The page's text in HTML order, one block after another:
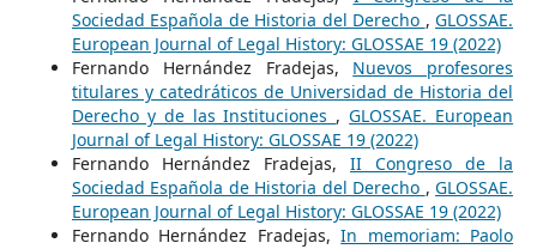
Sociedad Española de Historia del Derecho ,GLOSSAE.
European Journal of Legal History: GLOSSAE 19 (2022)
Fernando Hernández Fradejas, Nuevos profesores
titulares y catedráticos de Universidad de Historia del
Derecho y de las Instituciones ,GLOSSAE. European
Journal of Legal History: GLOSSAE 19 (2022)
Fernando Hernández Fradejas, II Congreso de la
Sociedad Española de Historia del Derecho ,GLOSSAE.
European Journal of Legal History: GLOSSAE 19 (2022)
Fernando Hernández Fradejas,In memoriam: Paolo